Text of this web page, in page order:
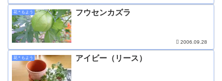
花＊もよう フウセンカズラ
2006.09.28
花＊もよう アイビー（リース）